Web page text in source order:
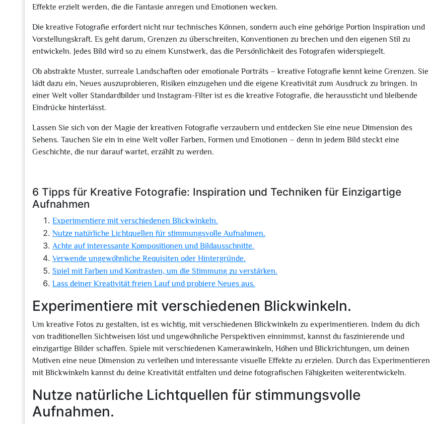
Effekte erzielt werden, die die Fantasie anregen und Emotionen wecken.
Die kreative Fotografie erfordert nicht nur technisches Können, sondern auch eine gehörige Portion Inspiration und
Vorstellungskraft. Es geht darum, Grenzen zu überschreiten, Konventionen zu brechen und den eigenen Stil zu
entwickeln. Jedes Bild wird so zu einem Kunstwerk, das die Persönlichkeit des Fotografen widerspiegelt.
Ob abstrakte Muster, surreale Landschaften oder emotionale Porträts – kreative Fotografie kennt keine Grenzen. Sie
lädt dazu ein, Neues auszuprobieren, Risiken einzugehen und die eigene Kreativität zum Ausdruck zu bringen. In
einer Welt voller Standardbilder und Instagram-Filter ist es die kreative Fotografie, die heraussticht und bleibende
Eindrücke hinterlässt.
Lassen Sie sich von der Magie der kreativen Fotografie verzaubern und entdecken Sie eine neue Dimension des
Sehens. Tauchen Sie ein in eine Welt voller Farben, Formen und Emotionen – denn in jedem Bild steckt eine
Geschichte, die nur darauf wartet, erzählt zu werden.
6 Tipps für Kreative Fotografie: Inspiration und Techniken für Einzigartige
Aufnahmen
Experimentiere mit verschiedenen Blickwinkeln.
Nutze natürliche Lichtquellen für stimmungsvolle Aufnahmen.
Achte auf interessante Kompositionen und Bildausschnitte.
Verwende ungewöhnliche Requisiten oder Hintergründe.
Spiel mit Farben und Kontrasten, um die Stimmung zu verstärken.
Lass deiner Kreativität freien Lauf und probiere Neues aus.
Experimentiere mit verschiedenen Blickwinkeln.
Um kreative Fotos zu gestalten, ist es wichtig, mit verschiedenen Blickwinkeln zu experimentieren. Indem du dich
von traditionellen Sichtweisen löst und ungewöhnliche Perspektiven einnimmst, kannst du faszinierende und
einzigartige Bilder schaffen. Spiele mit verschiedenen Kamerawinkeln, Höhen und Blickrichtungen, um deinen
Motiven eine neue Dimension zu verleihen und interessante visuelle Effekte zu erzielen. Durch das Experimentieren
mit Blickwinkeln kannst du deine Kreativität entfalten und deine fotografischen Fähigkeiten weiterentwickeln.
Nutze natürliche Lichtquellen für stimmungsvolle
Aufnahmen.